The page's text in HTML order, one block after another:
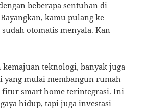
beberapa sentuhan di
kamu pulang ke
otomatis menyala. Kan
kemajuan teknologi, banyak juga
yang mulai membangun rumah
smart home terintegrasi. Ini
hidup, tapi juga investasi